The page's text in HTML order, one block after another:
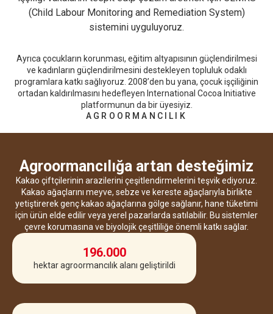
(Child Labour Monitoring and Remediation System)
sistemini uyguluyoruz.
Ayrıca çocukların korunması, eğitim altyapısının güçlendirilmesi
ve kadınların güçlendirilmesini destekleyen topluluk odaklı
programlara katkı sağlıyoruz. 2008’den bu yana, çocuk işçiliğinin
ortadan kaldırılmasını hedefleyen International Cocoa Initiative
platformunun da bir üyesiyiz.
AGROORMANCILIK
Agroormancılığa artan desteğimiz
Kakao çiftçilerinin arazilerini çeşitlendirmelerini teşvik ediyoruz.
Kakao ağaçlarını meyve, sebze ve kereste ağaçlarıyla birlikte
yetiştirerek genç kakao ağaçlarına gölge sağlanır, hane tüketimi
için ürün elde edilir veya yerel pazarlarda satılabilir. Bu sistemler
çevre korumasına ve biyolojik çeşitliliğe önemli katkı sağlar.
196.000
hektar agroormancılık alanı geliştirildi